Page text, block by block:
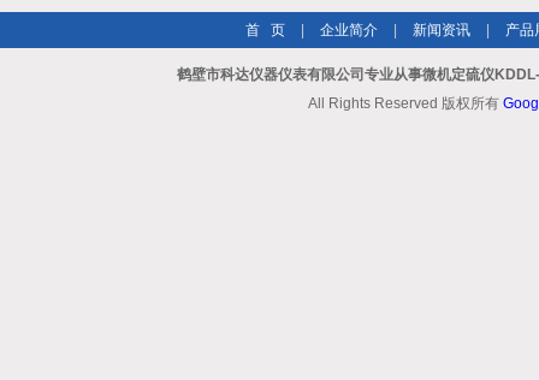
首 页 企业简介 新闻资讯 产品
鹤壁市科达仪器仪表有限公司专业从事微机定硫仪
All Rights Reserved 版权所有